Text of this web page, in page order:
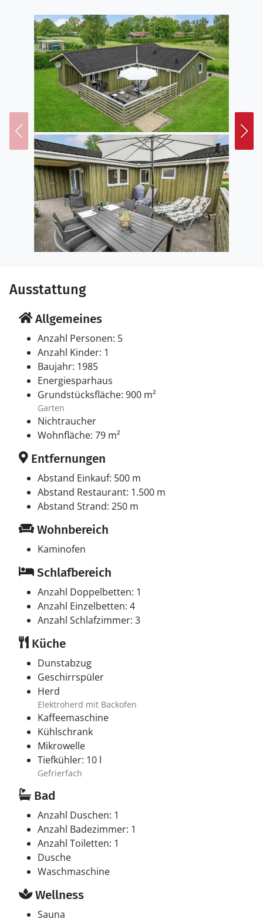
Ausstattung
Allgemeines
Anzahl Personen: 5
Anzahl Kinder: 1
Baujahr: 1985
Energiesparhaus
Grundstücksfläche: 900 m²
Garten
Nichtraucher
Wohnfläche: 79 m²
Entfernungen
Abstand Einkauf: 500 m
Abstand Restaurant: 1.500 m
Abstand Strand: 250 m
Wohnbereich
Kaminofen
Schlafbereich
Anzahl Doppelbetten: 1
Anzahl Einzelbetten: 4
Anzahl Schlafzimmer: 3
Küche
Dunstabzug
Geschirrspüler
Herd
Elektroherd mit Backofen
Kaffeemaschine
Kühlschrank
Mikrowelle
Tiefkühler: 10 l
Gefrierfach
Bad
Anzahl Duschen: 1
Anzahl Badezimmer: 1
Anzahl Toiletten: 1
Dusche
Waschmaschine
Wellness
Sauna